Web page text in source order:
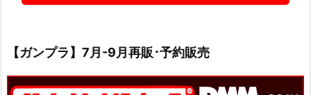
【ガンプラ】7月-9月再販･予約販売